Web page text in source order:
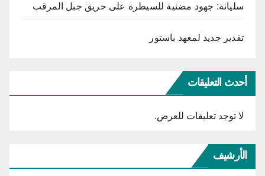
سليانة: جهود مضنية للسيطرة على حريق جبل المرقب
تقدير جديد لمعهد باستور
أحدث التعليقات
لا توجد تعليقات للعرض.
الأرشيف